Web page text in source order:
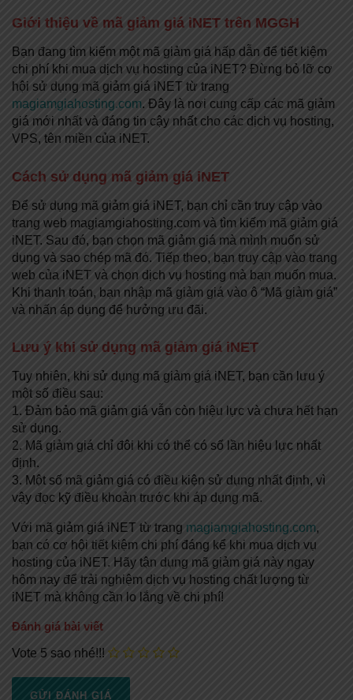
Giới thiệu về mã giảm giá iNET trên MGGH
Bạn đang tìm kiếm một mã giảm giá hấp dẫn để tiết kiệm
chi phí khi mua dịch vụ hosting của iNET? Đừng bỏ lỡ cơ
hội sử dụng mã giảm giá iNET từ trang
magiamgiahosting.com. Đây là nơi cung cấp các mã giảm
giá mới nhất và đáng tin cậy nhất cho các dịch vụ hosting,
VPS, tên miền của iNET.
Cách sử dụng mã giảm giá iNET
Để sử dụng mã giảm giá iNET, bạn chỉ cần truy cập vào
trang web magiamgiahosting.com và tìm kiếm mã giảm giá
iNET. Sau đó, bạn chọn mã giảm giá mà mình muốn sử
dụng và sao chép mã đó. Tiếp theo, bạn truy cập vào trang
web của iNET và chọn dịch vụ hosting mà bạn muốn mua.
Khi thanh toán, bạn nhập mã giảm giá vào ô “Mã giảm giá”
và nhấn áp dụng để hưởng ưu đãi.
Lưu ý khi sử dụng mã giảm giá iNET
Tuy nhiên, khi sử dụng mã giảm giá iNET, bạn cần lưu ý
một số điều sau:
1. Đảm bảo mã giảm giá vẫn còn hiệu lực và chưa hết hạn
sử dụng.
2. Mã giảm giá chỉ đôi khi có thể có số lần hiệu lực nhất
định.
3. Một số mã giảm giá có điều kiện sử dụng nhất định, vì
vậy đọc kỹ điều khoản trước khi áp dụng mã.
Với mã giảm giá iNET từ trang magiamgiahosting.com,
bạn có cơ hội tiết kiệm chi phí đáng kể khi mua dịch vụ
hosting của iNET. Hãy tận dụng mã giảm giá này ngay
hôm nay để trải nghiệm dịch vụ hosting chất lượng từ
iNET mà không cần lo lắng về chi phí!
Đánh giá bài viết
Vote 5 sao nhé!!!